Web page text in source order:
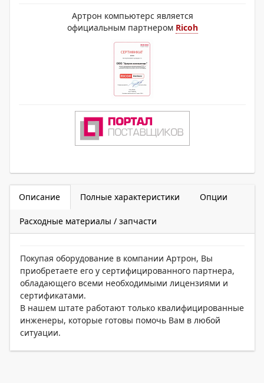
Артрон компьютерс является
официальным партнером Ricoh
Описание Полные характеристики Опции
Расходные материалы / запчасти
Покупая оборудование в компании Артрон, Вы
приобретаете его у сертифицированного партнера,
обладающего всеми необходимыми лицензиями и
сертификатами.
В нашем штате работают только квалифицированные
инженеры, которые готовы помочь Вам в любой
ситуации.